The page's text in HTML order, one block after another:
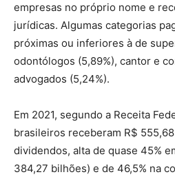
empresas no próprio nome e
jurídicas. Algumas categorias
próximas ou inferiores à de
odontólogos (5,89%), cantor e
advogados (5,24%).
Em 2021, segundo a Receita
brasileiros receberam R$
dividendos, alta de quase 45%
384,27 bilhões) e de 46,5% na